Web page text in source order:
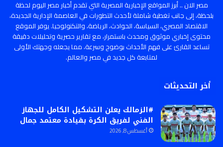
مصر الان .. أبرز المواقع الإخبارية المصرية التي تقدم أخبار مصر اليوم لحظة
بلحظة، إلى جانب تغطية شاملة لأحدث التطورات في العاصمة الإدارية الجديدة،
الاقتصاد المصري، السياسة، الحوادث، الرياضة، والتكنولوجيا. يوفر الموقع
محتوى إخباري موثوق ومحدث باستمرار، مع تقارير حصرية وتحليلات دقيقة
تساعد القارئ على فهم الأحداث بوضوح وسرعة، مما يجعله وجهتك الأولى
لمتابعة كل جديد في مصر والعالم.
أخر التحديثات
#الزمالك يعلن التشكيل الكامل للجهاز
الفني لفريق الكرة بقيادة معتمد جمال
أغسطس 8, 2026